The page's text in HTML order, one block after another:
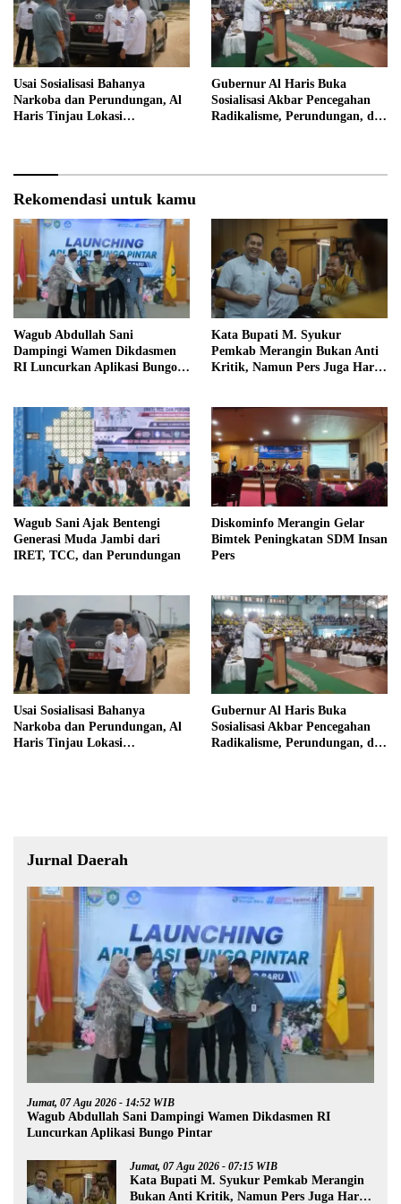
Usai Sosialisasi Bahanya
Narkoba dan Perundungan, Al
Haris Tinjau Lokasi
Gubernur Al Haris Buka
Sosialisasi Akbar Pencegahan
Radikalisme, Perundungan, dan
Rekomendasi untuk kamu
Wagub Abdullah Sani
Dampingi Wamen Dikdasmen
RI Luncurkan Aplikasi Bungo
Kata Bupati M. Syukur
Pemkab Merangin Bukan Anti
Kritik, Namun Pers Juga Harus
Wagub Sani Ajak Bentengi
Generasi Muda Jambi dari
IRET, TCC, dan Perundungan
Diskominfo Merangin Gelar
Bimtek Peningkatan SDM Insan
Pers
Usai Sosialisasi Bahanya
Narkoba dan Perundungan, Al
Haris Tinjau Lokasi
Gubernur Al Haris Buka
Sosialisasi Akbar Pencegahan
Radikalisme, Perundungan, dan
Jurnal Daerah
Jumat, 07 Agu 2026 - 14:52 WIB
Wagub Abdullah Sani Dampingi Wamen Dikdasmen RI
Luncurkan Aplikasi Bungo Pintar
Jumat, 07 Agu 2026 - 07:15 WIB
Kata Bupati M. Syukur Pemkab Merangin
Bukan Anti Kritik, Namun Pers Juga Harus